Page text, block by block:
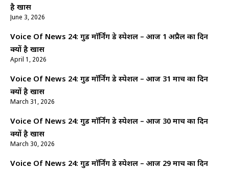
है खास
June 3, 2026
Voice Of News 24: गुड माॅर्निंग डे स्पेशल – आज 1 अप्रैल का दिन
क्यों है खास
April 1, 2026
Voice Of News 24: गुड माॅर्निंग डे स्पेशल – आज 31 मार्च का दिन
क्यों है खास
March 31, 2026
Voice Of News 24: गुड माॅर्निंग डे स्पेशल – आज 30 मार्च का दिन
क्यों है खास
March 30, 2026
Voice Of News 24: गुड माॅर्निंग डे स्पेशल – आज 29 मार्च का दिन